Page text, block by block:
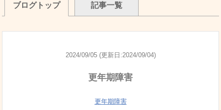
ブログトップ 記事一覧
2024/09/05 (更新日:2024/09/04)
更年期障害
更年期障害